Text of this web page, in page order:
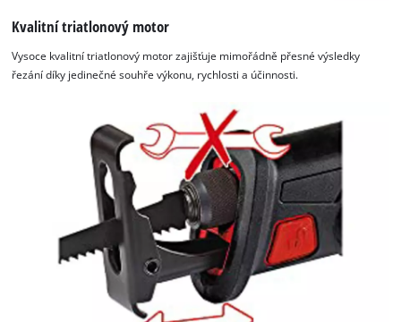
Kvalitní triatlonový motor
Vysoce kvalitní triatlonový motor zajišťuje mimořádně přesné výsledky
řezání díky jedinečné souhře výkonu, rychlosti a účinnosti.